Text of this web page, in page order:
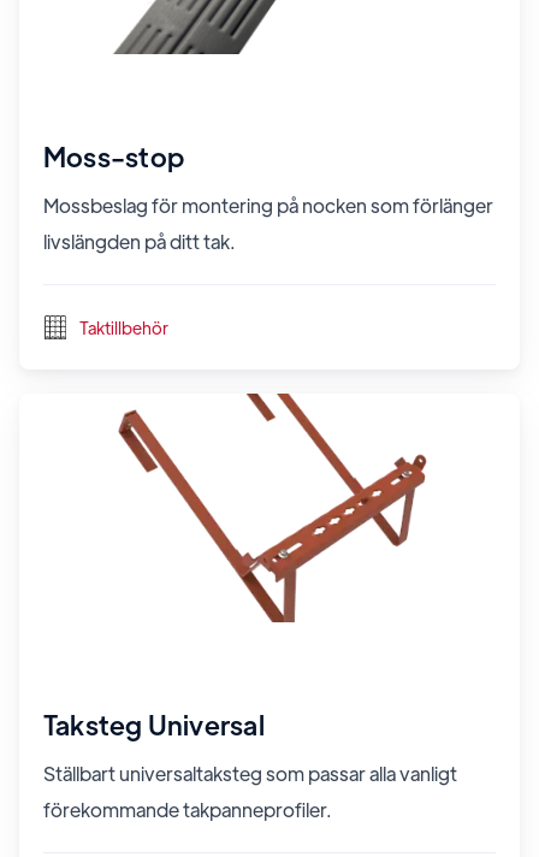
Moss-stop
Mossbeslag för montering på nocken som förlänger
livslängden på ditt tak.
Taktillbehör
Taksteg Universal
Ställbart universaltaksteg som passar alla vanligt
förekommande takpanneprofiler.